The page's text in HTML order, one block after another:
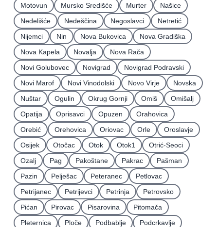
Motovun
Mursko Središće Murter
Našice
Nedelišće
Nedeščina Negoslavci
Netretić
Nijemci
Nin Nova Bukovica
Nova Gradiška
Nova Kapela
Novalja
Nova Rača
Novi Golubovec
Novigrad
Novigrad Podravski
Novi Marof
Novi Vinodolski Novo Virje
Novska
Nuštar
Ogulin Okrug Gornji Omiš
Omišalj
Opatija
Oprisavci Opuzen
Orahovica
Orebić
Orehovica Oriovac Orle
Oroslavje
Osijek
Otočac Otok Otok1
Otrić-Seoci
Ozalj
Pag Pakoštane Pakrac
Pašman
Pazin
Pelješac Peteranec
Petlovac
Petrijanec
Petrijevci Petrinja
Petrovsko
Pićan
Pirovac Pisarovina
Pitomača
Pleternica
Ploče Podbablje
Podcrkavlje